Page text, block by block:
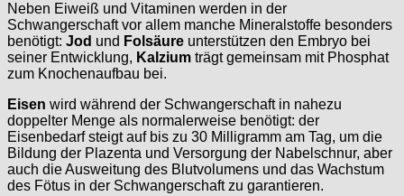
Neben Eiweiß und Vitaminen werden in der
Schwangerschaft vor allem manche Mineralstoffe besonders
benötigt: Jod und Folsäure unterstützen den Embryo bei
seiner Entwicklung, Kalzium trägt gemeinsam mit Phosphat
zum Knochenaufbau bei.
Eisen wird während der Schwangerschaft in nahezu
doppelter Menge als normalerweise benötigt: der
Eisenbedarf steigt auf bis zu 30 Milligramm am Tag, um die
Bildung der Plazenta und Versorgung der Nabelschnur, aber
auch die Ausweitung des Blutvolumens und das Wachstum
des Fötus in der Schwangerschaft zu garantieren.